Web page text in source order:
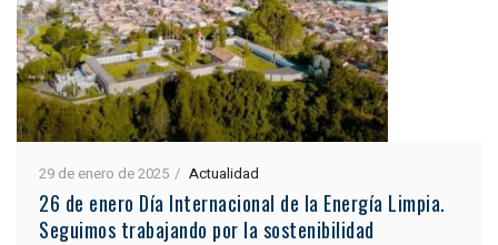
29 de enero de 2025 Actualidad
26 de enero Día Internacional de la Energía Limpia.
Seguimos trabajando por la sostenibilidad